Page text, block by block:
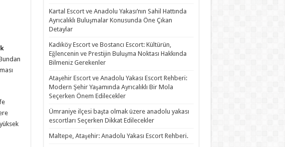
Kartal Escort ve Anadolu Yakası’nın Sahil Hattında
Ayrıcalıklı Buluşmalar Konusunda Öne Çıkan
Detaylar
Kadıköy Escort ve Bostancı Escort: Kültürün,
Eğlencenin ve Prestijin Buluşma Noktası Hakkında
Bilmeniz Gerekenler
Ataşehir Escort ve Anadolu Yakası Escort Rehberi:
Modern Şehir Yaşamında Ayrıcalıklı Bir Mola
Seçerken Önem Edilecekler
Ümraniye ilçesi başta olmak üzere anadolu yakası
escortları Seçerken Dikkat Edilecekler
Maltepe, Ataşehir: Anadolu Yakası Escort Rehberi.